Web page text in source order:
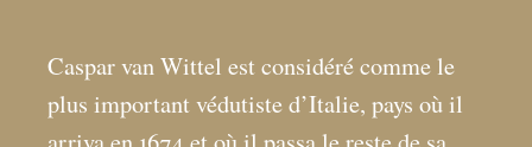
Caspar van Wittel est considéré comme le
plus important védutiste d’Italie, pays où il